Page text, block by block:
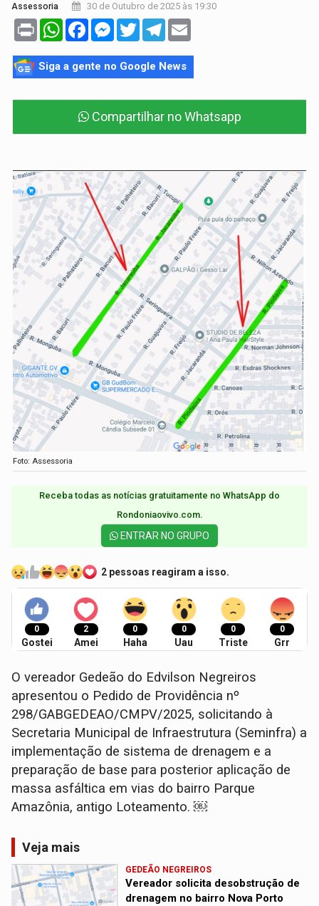
Assessoria 30 de Outubro de 2025 às 19:30
Print WhatsAppFacebookMessenger
TwitterTelegram
Siga a gente no Google News
Compartilhar no Whatsapp
Foto: Assessoria
Receba todas as notícias gratuitamente no WhatsApp do
Rondoniaovivo.com.​
ENTRAR NO GRUPO
2 pessoas reagiram a isso.
0
Gostei
2
Amei
0
Haha
0
Uau
0
Triste
0
Grr
O vereador Gedeão do Edvilson Negreiros
apresentou o Pedido de Providência nº
298/GABGEDEAO/CMPV/2025, solicitando à
Secretaria Municipal de Infraestrutura (Seminfra) a
implementação de sistema de drenagem e a
preparação de base para posterior aplicação de
massa asfáltica em vias do bairro Parque
Amazônia, antigo Loteamento. ￼
Veja mais
GEDEÃO NEGREIROS
Vereador solicita desobstrução de
drenagem no bairro Nova Porto